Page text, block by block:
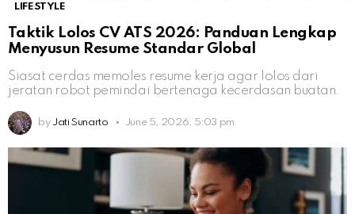
LIFESTYLE
Taktik Lolos CV ATS 2026: Panduan Lengkap
Menyusun Resume Standar Global
Siasat cerdas memoles resume kerja agar lolos dari
jeratan robot pemindai bertenaga kecerdasan buatan.
by Jati Sunarto June 5, 2026, 5:03 pm